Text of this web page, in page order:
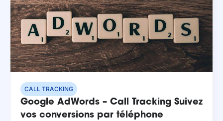
CALL TRACKING
Google AdWords – Call Tracking Suivez
vos conversions par téléphone